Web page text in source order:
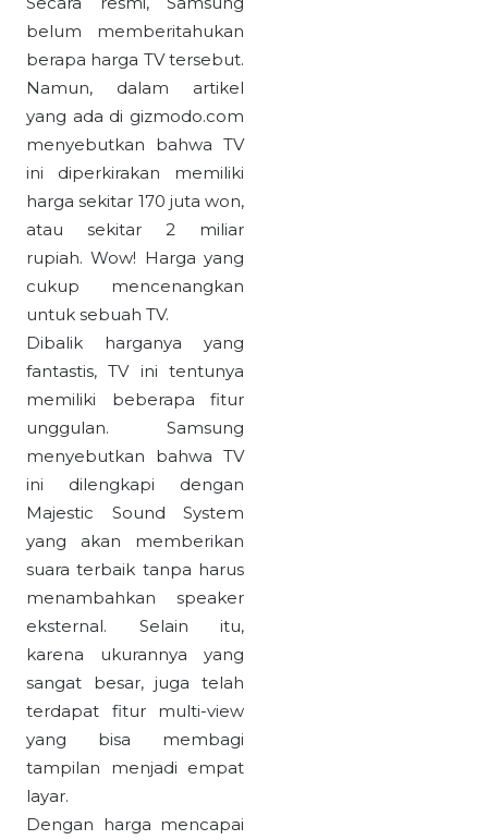
belum memberitahukan
berapa harga TV tersebut.
Namun, dalam artikel
yang ada di gizmodo.com
menyebutkan bahwa TV
ini diperkirakan memiliki
harga sekitar 170 juta won,
atau sekitar 2 miliar
rupiah. Wow! Harga yang
cukup mencenangkan
untuk sebuah TV.
Dibalik harganya yang
fantastis, TV ini tentunya
memiliki beberapa fitur
unggulan. Samsung
menyebutkan bahwa TV
ini dilengkapi dengan
Majestic Sound System
yang akan memberikan
suara terbaik tanpa harus
menambahkan speaker
eksternal. Selain itu,
karena ukurannya yang
sangat besar, juga telah
terdapat fitur multi-view
yang bisa membagi
tampilan menjadi empat
layar.
Dengan harga mencapai